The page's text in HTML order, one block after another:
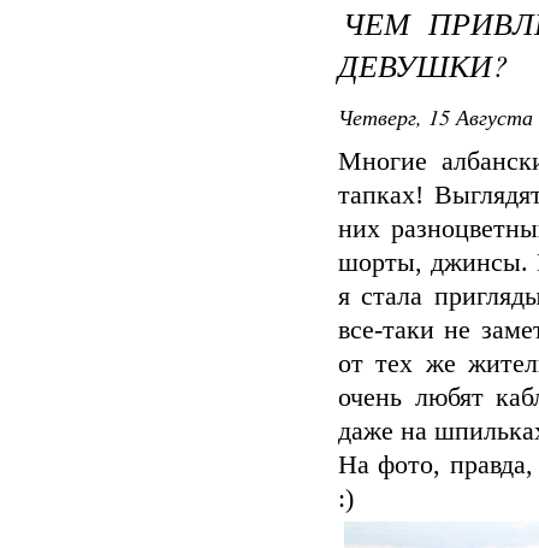
ЧЕМ
ДЕВУШКИ?
Четверг, 15
Многие
тапках!
них
шорты, джинсы.
я стала
все-таки не
от тех же
очень любят
даже на
На фото, правда,
:)